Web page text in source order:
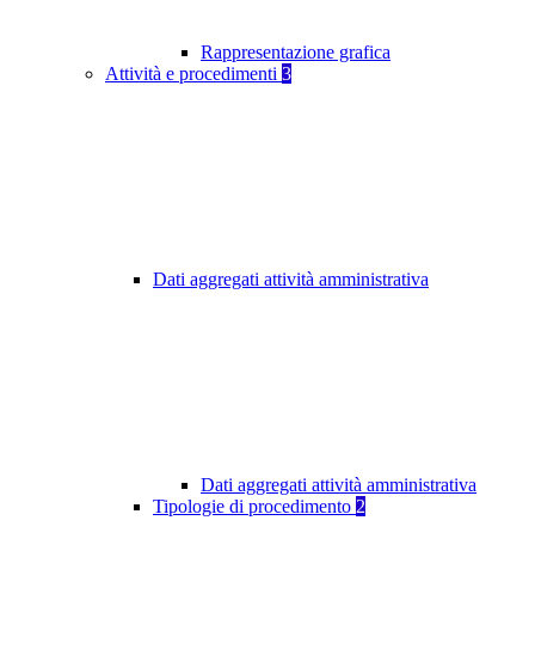
Rappresentazione grafica
Attività e procedimenti 3
Dati aggregati attività amministrativa
Dati aggregati attività amministrativa
Tipologie di procedimento 2